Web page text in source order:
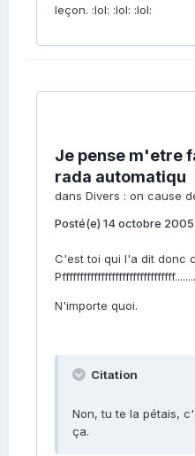
leçon. :lol: :lol: :lol:
Je pense m'etre
rada automatiqu
dans Divers : on cause
Posté(e) 14 octobre 2005
C'est toi qui l'a dit donc
N'importe quoi.
Citation
Non, tu te la pétais,
ça.